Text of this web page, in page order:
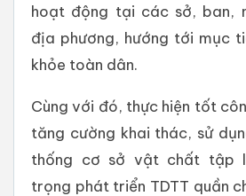
hoạt động tại các sở, ban,
địa phương, hướng tới mục
khỏe toàn dân.
Cùng với đó, thực hiện tốt
tăng cường khai thác, sử
thống cơ sở vật chất tập
trọng phát triển TDTT quần